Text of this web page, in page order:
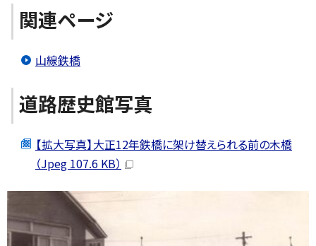
関連ページ
山線鉄橋
道路歴史館写真
【拡大写真】大正12年鉄橋に架け替えられる前の木橋
（Jpeg 107.6 KB）